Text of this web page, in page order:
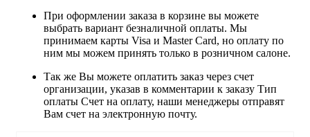
При оформлении заказа в корзине вы можете
выбрать вариант безналичной оплаты. Мы
принимаем карты Visa и Master Card, но оплату по
ним мы можем принять только в розничном салоне.
Так же Вы можете оплатить заказ через счет
организации, указав в комментарии к заказу Тип
оплаты Счет на оплату, наши менеджеры отправят
Вам счет на электронную почту.